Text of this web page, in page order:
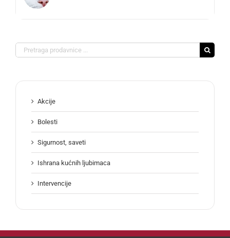
Search
for:
Akcije
Bolesti
Sigurnost, saveti
Ishrana kućnih ljubimaca
Intervencije